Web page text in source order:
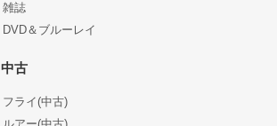
雑誌
DVD＆ブルーレイ
中古
フライ(中古)